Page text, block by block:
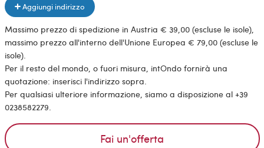
Aggiungi indirizzo
Massimo prezzo di spedizione in Austria € 39,00 (escluse le isole),
massimo prezzo all'interno dell'Unione Europea € 79,00 (escluse le
isole).
Per il resto del mondo, o fuori misura, intOndo fornirà una
quotazione: inserisci l'indirizzo sopra.
Per qualsiasi ulteriore informazione, siamo a disposizione al +39
0238582279.
Fai un'offerta